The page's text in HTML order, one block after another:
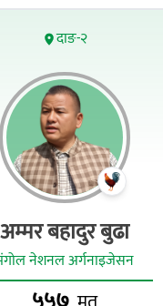
दाङ-२
अम्मर बहादुर बुढा
नेशनल अर्गनाइजेसन